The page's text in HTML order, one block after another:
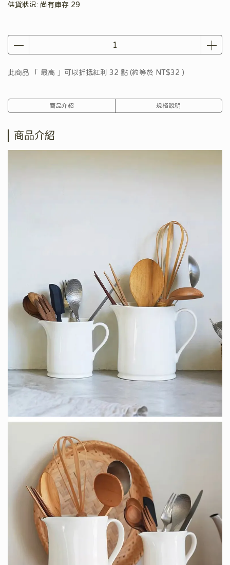
供貨狀況: 尚有庫存 29
此商品 「 最高 」可以折抵紅利 32 點 (約等於 NT$32 )
商品介紹 規格說明
商品介紹